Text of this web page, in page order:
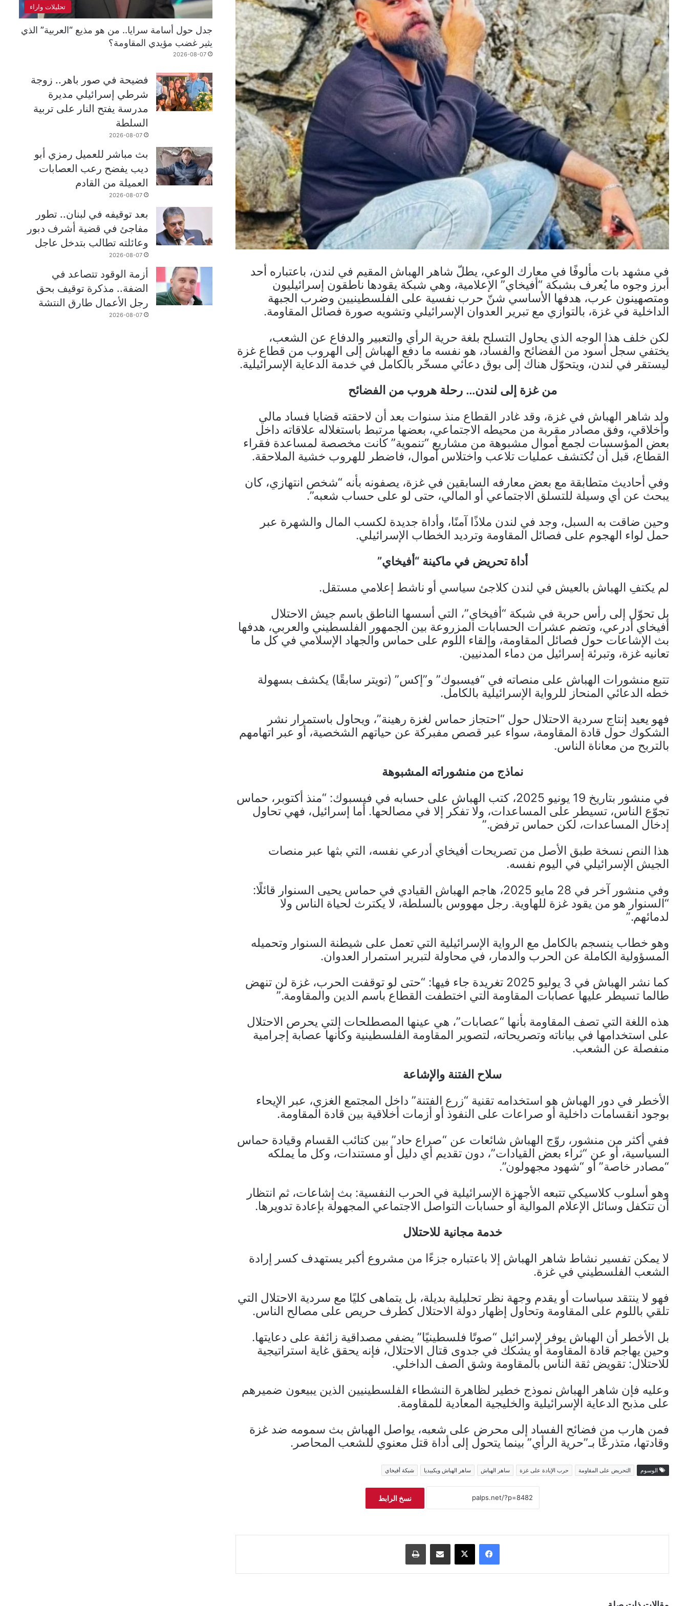
في مشهد بات مألوفًا في معارك الوعي، يطلّ شاهر الهباش المقيم في لندن، باعتباره أحد
أبرز وجوه ما يُعرف بشبكة “أفيخاي” الإعلامية، وهي شبكة يقودها ناطقون إسرائيليون
ومتصهينون عرب، هدفها الأساسي شنّ حرب نفسية على الفلسطينيين وضرب الجبهة
الداخلية في غزة، بالتوازي مع تبرير العدوان الإسرائيلي وتشويه صورة فصائل المقاومة.
لكن خلف هذا الوجه الذي يحاول التسلح بلغة حرية الرأي والتعبير والدفاع عن الشعب،
يختفي سجل أسود من الفضائح والفساد، هو نفسه ما دفع الهباش إلى الهروب من قطاع غزة
ليستقر في لندن، ويتحوّل هناك إلى بوق دعائي مسخّر بالكامل في خدمة الدعاية الإسرائيلية.
من غزة إلى لندن… رحلة هروب من الفضائح
ولد شاهر الهباش في غزة، وقد غادر القطاع منذ سنوات بعد أن لاحقته قضايا فساد مالي
وأخلاقي، وفق مصادر مقربة من محيطه الاجتماعي، بعضها مرتبط باستغلاله علاقاته داخل
بعض المؤسسات لجمع أموال مشبوهة من مشاريع “تنموية” كانت مخصصة لمساعدة فقراء
القطاع، قبل أن تُكتشف عمليات تلاعب واختلاس أموال، فاضطر للهروب خشية الملاحقة.
وفي أحاديث متطابقة مع بعض معارفه السابقين في غزة، يصفونه بأنه “شخص انتهازي، كان
يبحث عن أي وسيلة للتسلق الاجتماعي أو المالي، حتى لو على حساب شعبه”.
وحين ضاقت به السبل، وجد في لندن ملاذًا آمنًا، وأداة جديدة لكسب المال والشهرة عبر
حمل لواء الهجوم على فصائل المقاومة وترديد الخطاب الإسرائيلي.
أداة تحريض في ماكينة “أفيخاي”
لم يكتفِ الهباش بالعيش في لندن كلاجئ سياسي أو ناشط إعلامي مستقل.
بل تحوّل إلى رأس حربة في شبكة “أفيخاي”، التي أسسها الناطق باسم جيش الاحتلال
أفيخاي أدرعي، وتضم عشرات الحسابات المزروعة بين الجمهور الفلسطيني والعربي، هدفها
بث الإشاعات حول فصائل المقاومة، وإلقاء اللوم على حماس والجهاد الإسلامي في كل ما
تعانيه غزة، وتبرئة إسرائيل من دماء المدنيين.
تتبع منشورات الهباش على منصاته في “فيسبوك” و”إكس” (تويتر سابقًا) يكشف بسهولة
خطه الدعائي المنحاز للرواية الإسرائيلية بالكامل.
فهو يعيد إنتاج سردية الاحتلال حول “احتجاز حماس لغزة رهينة”، ويحاول باستمرار نشر
الشكوك حول قادة المقاومة، سواء عبر قصص مفبركة عن حياتهم الشخصية، أو عبر اتهامهم
بالتربح من معاناة الناس.
نماذج من منشوراته المشبوهة
في منشور بتاريخ 19 يونيو 2025، كتب الهباش على حسابه في فيسبوك: “منذ أكتوبر، حماس
تجوّع الناس، تسيطر على المساعدات، ولا تفكر إلا في مصالحها. أما إسرائيل، فهي تحاول
إدخال المساعدات، لكن حماس ترفض.”
هذا النص نسخة طبق الأصل من تصريحات أفيخاي أدرعي نفسه، التي بثها عبر منصات
الجيش الإسرائيلي في اليوم نفسه.
وفي منشور آخر في 28 مايو 2025، هاجم الهباش القيادي في حماس يحيى السنوار قائلًا:
“السنوار هو من يقود غزة للهاوية. رجل مهووس بالسلطة، لا يكترث لحياة الناس ولا
لدمائهم.”
وهو خطاب ينسجم بالكامل مع الرواية الإسرائيلية التي تعمل على شيطنة السنوار وتحميله
المسؤولية الكاملة عن الحرب والدمار، في محاولة لتبرير استمرار العدوان.
كما نشر الهباش في 3 يوليو 2025 تغريدة جاء فيها: “حتى لو توقفت الحرب، غزة لن تنهض
طالما تسيطر عليها عصابات المقاومة التي اختطفت القطاع باسم الدين والمقاومة.”
هذه اللغة التي تصف المقاومة بأنها “عصابات”، هي عينها المصطلحات التي يحرص الاحتلال
على استخدامها في بياناته وتصريحاته، لتصوير المقاومة الفلسطينية وكأنها عصابة إجرامية
منفصلة عن الشعب.
سلاح الفتنة والإشاعة
الأخطر في دور الهباش هو استخدامه تقنية “زرع الفتنة” داخل المجتمع الغزي، عبر الإيحاء
بوجود انقسامات داخلية أو صراعات على النفوذ أو أزمات أخلاقية بين قادة المقاومة.
ففي أكثر من منشور، روّج الهباش شائعات عن “صراع حاد” بين كتائب القسام وقيادة حماس
السياسية، أو عن “ثراء بعض القيادات”، دون تقديم أي دليل أو مستندات، وكل ما يملكه
“مصادر خاصة” أو “شهود مجهولون”.
وهو أسلوب كلاسيكي تتبعه الأجهزة الإسرائيلية في الحرب النفسية: بث إشاعات، ثم انتظار
أن تتكفل وسائل الإعلام الموالية أو حسابات التواصل الاجتماعي المجهولة بإعادة تدويرها.
خدمة مجانية للاحتلال
لا يمكن تفسير نشاط شاهر الهباش إلا باعتباره جزءًا من مشروع أكبر يستهدف كسر إرادة
الشعب الفلسطيني في غزة.
فهو لا ينتقد سياسات أو يقدم وجهة نظر تحليلية بديلة، بل يتماهى كليًا مع سردية الاحتلال التي
تلقي باللوم على المقاومة وتحاول إظهار دولة الاحتلال كطرف حريص على مصالح الناس.
بل الأخطر أن الهباش يوفر لإسرائيل “صوتًا فلسطينيًا” يضفي مصداقية زائفة على دعايتها.
وحين يهاجم قادة المقاومة أو يشكك في جدوى قتال الاحتلال، فإنه يحقق غاية استراتيجية
للاحتلال: تقويض ثقة الناس بالمقاومة وشق الصف الداخلي.
وعليه فإن شاهر الهباش نموذج خطير لظاهرة النشطاء الفلسطينيين الذين يبيعون ضميرهم
على مذبح الدعاية الإسرائيلية والخليجية المعادية للمقاومة.
فمن هارب من فضائح الفساد إلى محرض على شعبه، يواصل الهباش بث سمومه ضد غزة
وقادتها، متذرعًا بـ”حرية الرأي” بينما يتحول إلى أداة قتل معنوي للشعب المحاصر.
الوسوم التحريض على المقاومة حرب الإبادة على غزة ساهر الهباش ساهر الهباش ويكبيديا شبكة أفيخاي
نسخ الرابط
فيسبوك ‫X مشاركة عبر البريد طباعة
تحليلات واراء
جدل حول أسامة سرايا.. من هو مذيع “العربية” الذي
يثير غضب مؤيدي المقاومة؟
2026-08-07
فضيحة في صور باهر.. زوجة
شرطي إسرائيلي مديرة
مدرسة يفتح النار على تربية
السلطة
2026-08-07
بث مباشر للعميل رمزي أبو
ديب يفضح رعب العصابات
العميلة من القادم
2026-08-07
بعد توقيفه في لبنان.. تطور
مفاجئ في قضية أشرف دبور
وعائلته تطالب بتدخل عاجل
2026-08-07
أزمة الوقود تتصاعد في
الضفة.. مذكرة توقيف بحق
رجل الأعمال طارق النتشة
2026-08-07